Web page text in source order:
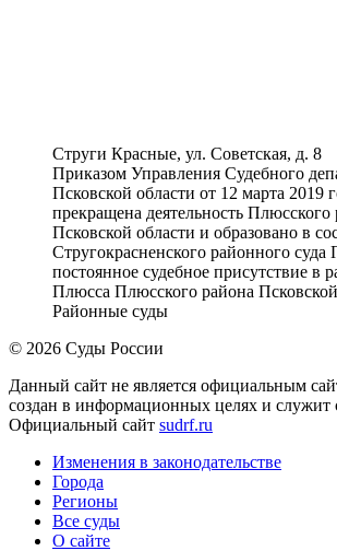
Струги Красные, ул. Советская, д. 8
Приказом Управления Судебного
Псковской области от 12 марта 2019
прекращена деятельность Плюсского
Псковской области и образовано в
Стругокрасненского районного суда
постоянное судебное присутствие в
Плюсса Плюсского района
Районные суды
© 2026 Суды России
Данный сайт не является официальным
создан в информационных целях и служит
Официальный сайт sudrf.ru
Изменения в законодательстве
Города
Регионы
Все суды
О сайте